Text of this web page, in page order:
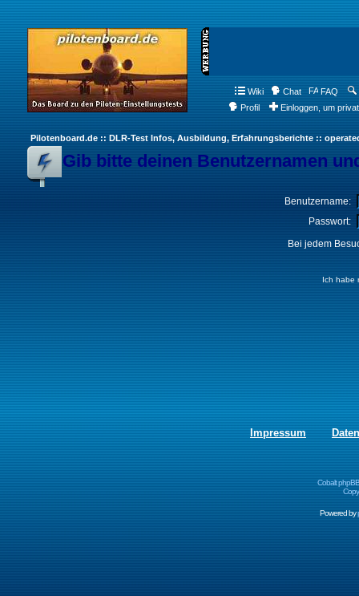
Wiki Chat FAQ
Profil
Einloggen, um
Pilotenboard.de :: DLR-Test Infos, Ausbildung, Erfahrungsberichte ::
Gib bitte deinen Benutzernamen
Benutzername:
Passwort:
Bei jedem
Ich habe
Impressum
Cobalt
Powered by